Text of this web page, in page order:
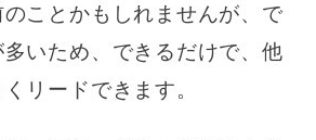
ことかもしれませんが、で
いため、できるだけで、他
リードできます。